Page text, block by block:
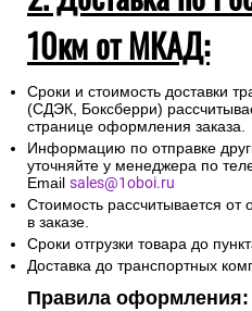
10км от МКАД:
Сроки и стоимость доставки
(СДЭК, Боксберри)
странице оформления заказа.
Информацию по отправке
уточняйте у менеджера по
Email sales@1oboi.ru
Стоимость рассчитывается
в заказе.
Сроки отгрузки товара до
Доставка до транспортных
Правила оформления: